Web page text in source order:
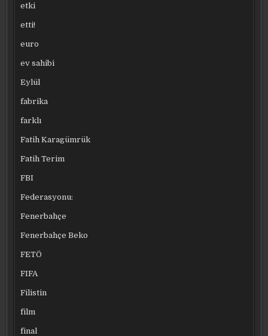
etki
etti!
euro
ev sahibi
Eylül
fabrika
farklı
Fatih Karagümrük
Fatih Terim
FBI
Federasyonu:
Fenerbahçe
Fenerbahçe Beko
FETÖ
FIFA
Filistin
film
final